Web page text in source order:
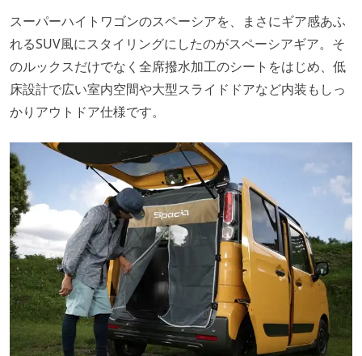
スーパーハイトワゴンのスペーシアを、まさにギア感あふ
れるSUV風にスタイリングにしたのがスペーシアギア。そ
のルックスだけでなく全席撥水加工のシートをはじめ、低
床設計で広い室内空間や大型スライドドアなど内装もしっ
かりアウトドア仕様です。